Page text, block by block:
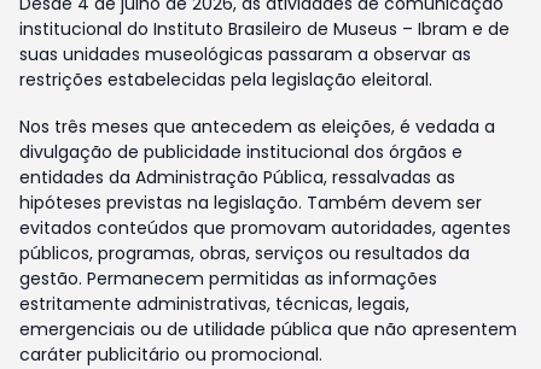
institucional do Instituto Brasileiro de Museus – Ibram e de
suas unidades museológicas passaram a observar as
restrições estabelecidas pela legislação eleitoral.
Nos três meses que antecedem as eleições, é vedada a
divulgação de publicidade institucional dos órgãos e
entidades da Administração Pública, ressalvadas as
hipóteses previstas na legislação. Também devem ser
evitados conteúdos que promovam autoridades, agentes
públicos, programas, obras, serviços ou resultados da
gestão. Permanecem permitidas as informações
estritamente administrativas, técnicas, legais,
emergenciais ou de utilidade pública que não apresentem
caráter publicitário ou promocional.